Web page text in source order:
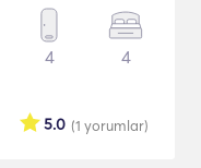
4 4
(1 yorumlar)
5.0